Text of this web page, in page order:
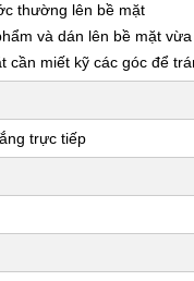
thường lên bề mặt
và dán lên bề mặt
cần miết kỹ các góc để
trực tiếp